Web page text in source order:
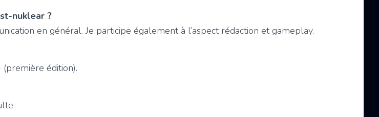
nuklear ?
en général. Je participe également à l’aspect rédaction et gameplay.
édition).